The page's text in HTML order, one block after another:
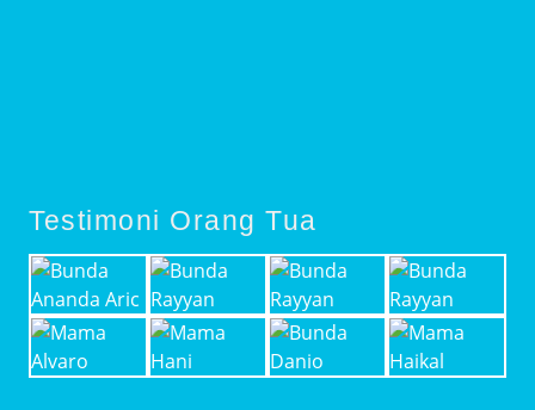
Testimoni Orang Tua